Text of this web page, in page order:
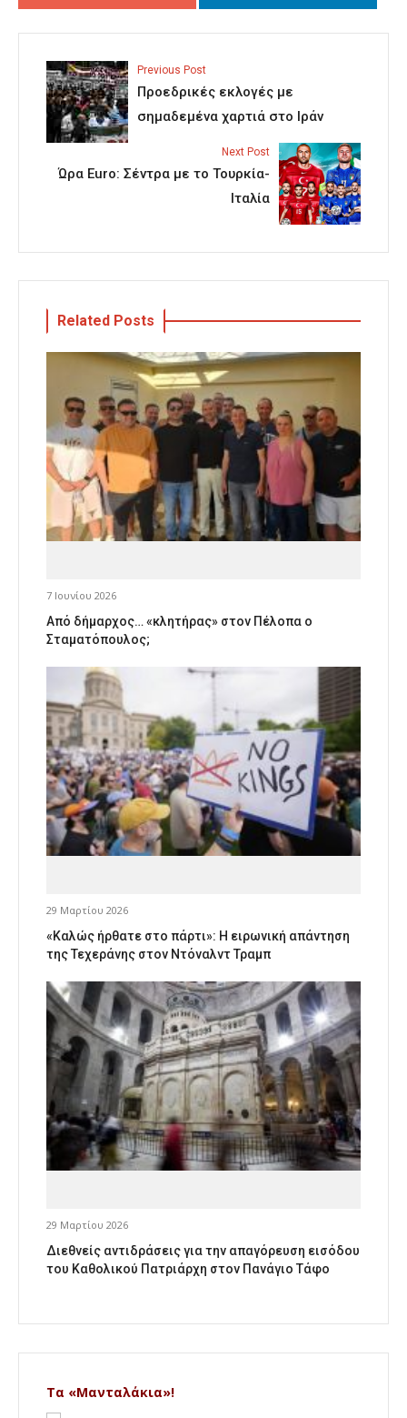
Previous Post
Προεδρικές εκλογές με
σημαδεμένα χαρτιά στο Ιράν
Next Post
Ώρα Euro: Σέντρα με το Τουρκία-
Ιταλία
Related Posts
7 Ιουνίου 2026
Από δήμαρχος… «κλητήρας» στον Πέλοπα ο
Σταματόπουλος;
29 Μαρτίου 2026
«Καλώς ήρθατε στο πάρτι»: Η ειρωνική απάντηση
της Τεχεράνης στον Ντόναλντ Τραμπ
29 Μαρτίου 2026
Διεθνείς αντιδράσεις για την απαγόρευση εισόδου
του Καθολικού Πατριάρχη στον Πανάγιο Τάφο
Τα «Μανταλάκια»!